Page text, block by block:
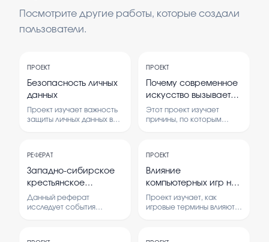
Посмотрите другие работы, которые создали
пользователи.
ПРОЕКТ
Безопасность личных
данных
Проект изучает важность
защиты личных данных в
безопасности и риски,
связанные с утечкой
ПРОЕКТ
Почему современное
искусство вызывает
споры и дисскусии
Этот проект изучает
причины, по которым
рассматриваются
особенности
и реакции людей на него.
РЕФЕРАТ
Западно-сибирское
крестьянское
восстание 1921г
Данный реферат
исследует события
ПРОЕКТ
Влияние
компьютерных игр на
речь школьников:
анализ игровых
Проект изучает, как
игровые термины влияют